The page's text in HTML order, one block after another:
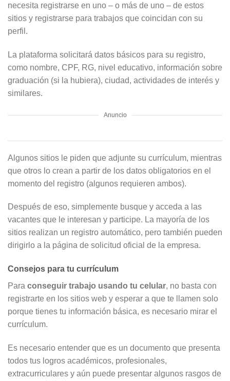
necesita registrarse en uno – o más de uno – de estos
sitios y registrarse para trabajos que coincidan con su
perfil.
La plataforma solicitará datos básicos para su registro,
como nombre, CPF, RG, nivel educativo, información sobre
graduación (si la hubiera), ciudad, actividades de interés y
similares.
Anuncio
Algunos sitios le piden que adjunte su currículum, mientras
que otros lo crean a partir de los datos obligatorios en el
momento del registro (algunos requieren ambos).
Después de eso, simplemente busque y acceda a las
vacantes que le interesan y participe. La mayoría de los
sitios realizan un registro automático, pero también pueden
dirigirlo a la página de solicitud oficial de la empresa.
Consejos para tu currículum
Para conseguir trabajo usando tu celular, no basta con
registrarte en los sitios web y esperar a que te llamen solo
porque tienes tu información básica, es necesario mirar el
currículum.
Es necesario entender que es un documento que presenta
todos tus logros académicos, profesionales,
extracurriculares y aún puede presentar algunos rasgos de